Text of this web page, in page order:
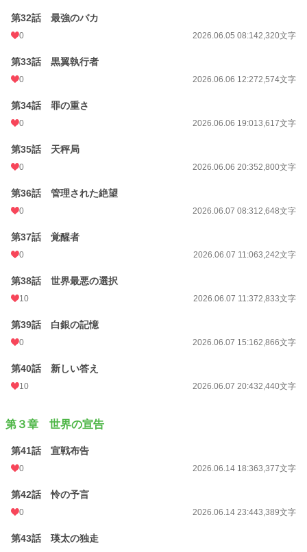
第32話 最強のバカ
0 2026.06.05 08:142,320文字
第33話 黒翼執行者
0 2026.06.06 12:272,574文字
第34話 罪の重さ
0 2026.06.06 19:013,617文字
第35話 天秤局
0 2026.06.06 20:352,800文字
第36話 管理された絶望
0 2026.06.07 08:312,648文字
第37話 覚醒者
0 2026.06.07 11:063,242文字
第38話 世界最悪の選択
10 2026.06.07 11:372,833文字
第39話 白銀の記憶
0 2026.06.07 15:162,866文字
第40話 新しい答え
10 2026.06.07 20:432,440文字
第３章 世界の宣告
第41話 宣戦布告
0 2026.06.14 18:363,377文字
第42話 怜の予言
0 2026.06.14 23:443,389文字
第43話 瑛太の独走